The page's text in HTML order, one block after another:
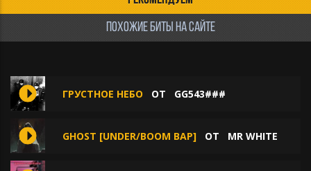
ПОХОЖИЕ БИТЫ НА САЙТЕ
ГРУСТНОЕ НЕБО ОТ GG543###
GHOST [UNDER/BOOM BAP] ОТ MR WHITE